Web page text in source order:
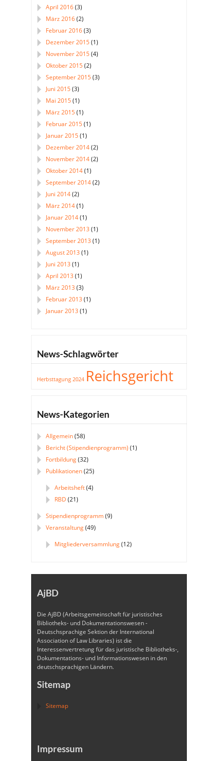
April 2016(3)
März 2016(2)
Februar 2016(3)
Dezember 2015(1)
November 2015(4)
Oktober 2015(2)
September 2015(3)
Juni 2015(3)
Mai 2015(1)
März 2015(1)
Februar 2015(1)
Januar 2015(1)
Dezember 2014(2)
November 2014(2)
Oktober 2014(1)
September 2014(2)
Juni 2014(2)
März 2014(1)
Januar 2014(1)
November 2013(1)
September 2013(1)
August 2013(1)
Juni 2013(1)
April 2013(1)
März 2013(3)
Februar 2013(1)
Januar 2013(1)
News-Schlagwörter
Herbsttagung 2024 Reichsgericht
News-Kategorien
Allgemein(58)
Bericht (Stipendienprogramm) (1)
Fortbildung(32)
Publikationen(25)
Arbeitsheft(4)
RBD (21)
Stipendienprogramm(9)
Veranstaltung(49)
Mitgliederversammlung(12)
AjBD
Die AjBD (Arbeitsgemeinschaft für juristisches
Bibliotheks- und Dokumentationswesen -
Deutschsprachige Sektion der International
Association of Law Libraries) ist die
Interessenvertretung für das juristische Bibliotheks-,
Dokumentations- und Informationswesen in den
deutschsprachigen Ländern.
Sitemap
Sitemap
Impressum